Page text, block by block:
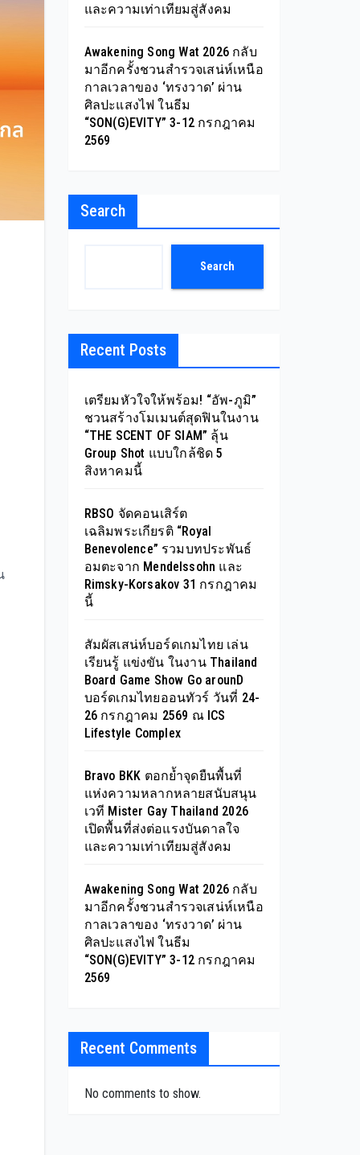
และความเท่าเทียมสู่สังคม
Awakening Song Wat 2026 กลับ
มาอีกครั้งชวนสำรวจเสน่ห์เหนือ
กาลเวลาของ ‘ทรงวาด’ ผ่าน
ศิลปะแสงไฟ ในธีม
“SON(G)EVITY” 3-12 กรกฎาคม
2569
Search
Search
Recent Posts
เตรียมหัวใจให้พร้อม! “อัพ-ภูมิ”
ชวนสร้างโมเมนต์สุดฟินในงาน
“THE SCENT OF SIAM” ลุ้น
Group Shot แบบใกล้ชิด 5
สิงหาคมนี้
RBSO จัดคอนเสิร์ต
เฉลิมพระเกียรติ “Royal
Benevolence” รวมบทประพันธ์
อมตะจาก Mendelssohn และ
Rimsky-Korsakov 31 กรกฎาคม
นี้
สัมผัสเสน่ห์บอร์ดเกมไทย เล่น
เรียนรู้ แข่งขัน ในงาน Thailand
Board Game Show Go arounD
บอร์ดเกมไทยออนทัวร์ วันที่ 24-
26 กรกฎาคม 2569 ณ ICS
Lifestyle Complex
Bravo BKK ตอกย้ำจุดยืนพื้นที่
แห่งความหลากหลายสนับสนุน
เวที Mister Gay Thailand 2026
เปิดพื้นที่ส่งต่อแรงบันดาลใจ
และความเท่าเทียมสู่สังคม
Awakening Song Wat 2026 กลับ
มาอีกครั้งชวนสำรวจเสน่ห์เหนือ
กาลเวลาของ ‘ทรงวาด’ ผ่าน
ศิลปะแสงไฟ ในธีม
“SON(G)EVITY” 3-12 กรกฎาคม
2569
Recent Comments
No comments to show.